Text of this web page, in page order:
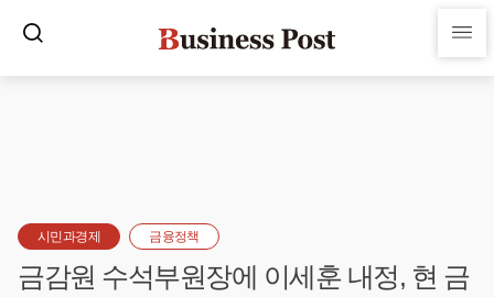
시민과경제 금융정책
금감원 수석부원장에 이세훈 내정, 현 금